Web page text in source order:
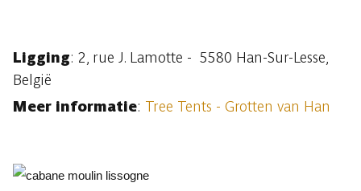
Ligging: 2, rue J. Lamotte - 5580 Han-Sur-Lesse,
België
Meer informatie: Tree Tents - Grotten van Han